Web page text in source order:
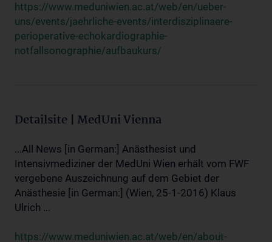
https://www.meduniwien.ac.at/web/en/ueber-
uns/events/jaehrliche-events/interdisziplinaere-
perioperative-echokardiographie-
notfallsonographie/aufbaukurs/
Detailsite | MedUni Vienna
...All News [in German:] Anästhesist und
Intensivmediziner der MedUni Wien erhält vom FWF
vergebene Auszeichnung auf dem Gebiet der
Anästhesie [in German:] (Wien, 25-1-2016) Klaus
Ulrich ...
https://www.meduniwien.ac.at/web/en/about-